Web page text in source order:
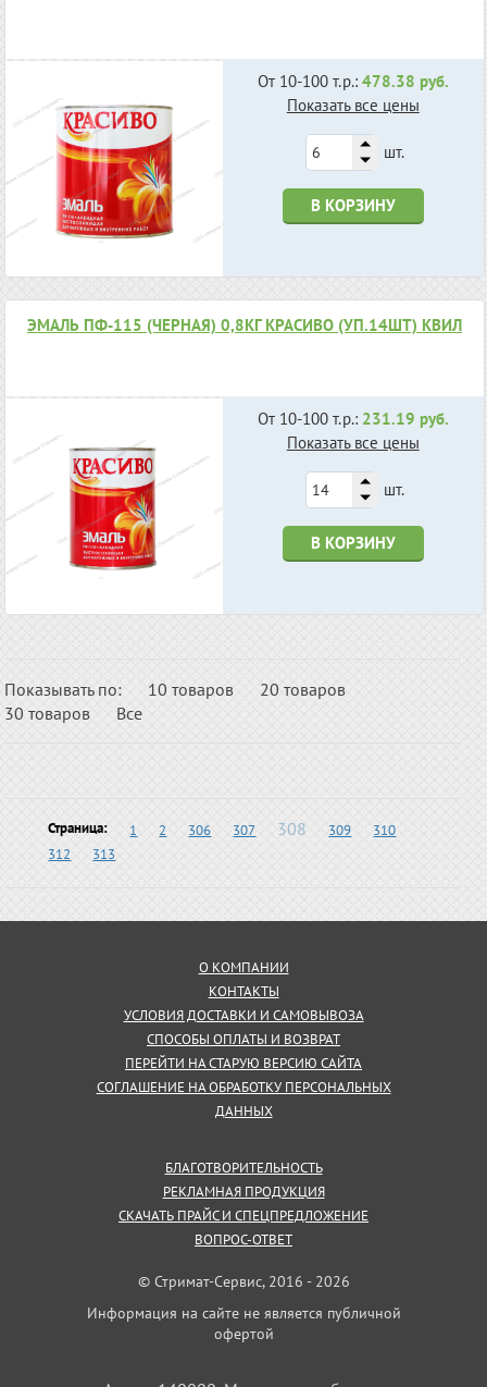
От 10-100 т.р.: 478.38 руб.
Показать все цены
шт.
В КОРЗИНУ
ЭМАЛЬ ПФ-115 (ЧЕРНАЯ) 0,8КГ КРАСИВО (УП.14ШТ) КВИЛ
От 10-100 т.р.: 231.19 руб.
Показать все цены
шт.
В КОРЗИНУ
Показывать по: 10 товаров
20 товаров
30 товаров
Все
Страница: 1 2 306 307 308 309
310
312
313
О КОМПАНИИ
КОНТАКТЫ
УСЛОВИЯ ДОСТАВКИ И САМОВЫВОЗА
СПОСОБЫ ОПЛАТЫ И ВОЗВРАТ
ПЕРЕЙТИ НА СТАРУЮ ВЕРСИЮ САЙТА
СОГЛАШЕНИЕ НА ОБРАБОТКУ ПЕРСОНАЛЬНЫХ
ДАННЫХ
БЛАГОТВОРИТЕЛЬНОСТЬ
РЕКЛАМНАЯ ПРОДУКЦИЯ
СКАЧАТЬ ПРАЙС И СПЕЦПРЕДЛОЖЕНИЕ
ВОПРОС-ОТВЕТ
© Стримат-Сервис, 2016 - 2026
Информация на сайте не является публичной
офертой